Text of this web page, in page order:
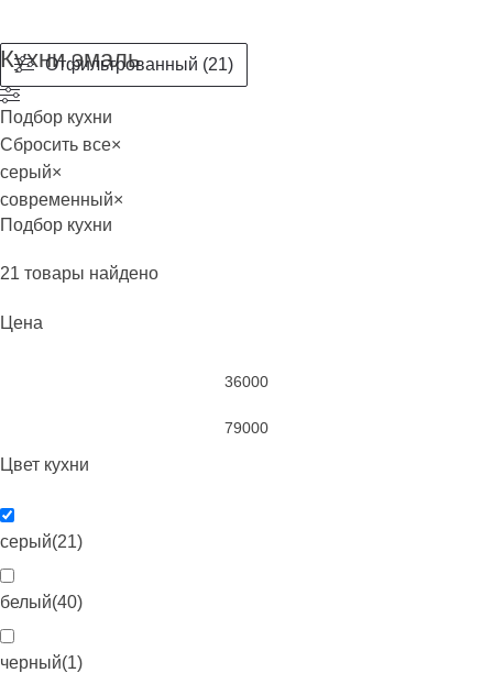
Кухни эмаль
Отфильтрованный (21)
Подбор кухни
Сбросить все×
серый×
современный×
Подбор кухни
21 товары найдено
Цена
Цвет кухни
серый(21)
белый(40)
черный(1)